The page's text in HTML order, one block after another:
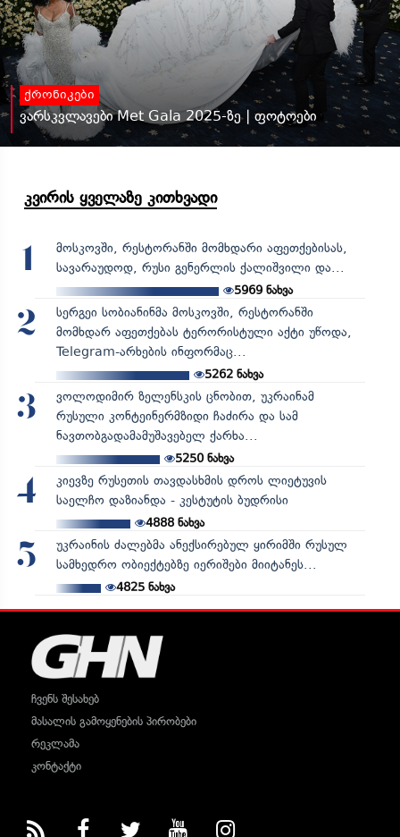
ქრონიკები
ვარსკვლავები Met Gala 2025-ზე | ფოტოები
კვირის ყველაზე კითხვადი
1
მოსკოვში, რესტორანში მომხდარი აფეთქებისას,
სავარაუდოდ, რუსი გენერლის ქალიშვილი და...
5969 ნახვა
2
სერგეი სობიანინმა მოსკოვში, რესტორანში
მომხდარ აფეთქებას ტერორისტული აქტი უწოდა,
Telegram-არხების ინფორმაც...
5262ნახვა
3
ვოლოდიმირ ზელენსკის ცნობით, უკრაინამ
რუსული კონტეინერმზიდი ჩაძირა და სამ
ნავთობგადამამუშავებელ ქარხა...
5250ნახვა
4
კიევზე რუსეთის თავდასხმის დროს ლიეტუვის
საელჩო დაზიანდა - კესტუტის ბუდრისი
4888ნახვა
5
უკრაინის ძალებმა ანექსირებულ ყირიმში რუსულ
სამხედრო ობიექტებზე იერიშები მიიტანეს...
4825ნახვა
ჩვენს შესახებ
მასალის გამოყენების პირობები
რეკლამა
კონტაქტი